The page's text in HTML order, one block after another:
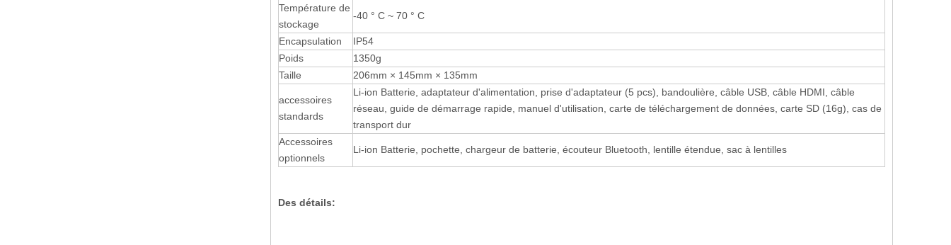
Température de
stockage
-40 ° C ~ 70 ° C
Encapsulation
IP54
Poids
1350g
Taille
206mm × 145mm × 135mm
accessoires
standards
Li-ion Batterie, adaptateur d'alimentation, prise d'adaptateur (5 pcs), bandoulière, câble USB, câble HDMI, câble
réseau, guide de démarrage rapide, manuel d'utilisation, carte de téléchargement de données, carte SD (16g), cas de
transport dur
Accessoires
optionnels
Li-ion Batterie, pochette, chargeur de batterie, écouteur Bluetooth, lentille étendue, sac à lentilles
Des détails: